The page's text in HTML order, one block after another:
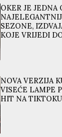
OKER JE JEDNA
SEZONE,
KOJE VRIJEDI
NOVA VERZIJA
VISEĆE LAMPE
HIT NA